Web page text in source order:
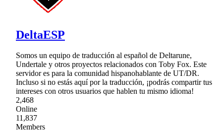
DeltaESP
Somos un equipo de traducción al español de Deltarune,
Undertale y otros proyectos relacionados con Toby Fox. Este
servidor es para la comunidad hispanohablante de UT/DR.
Incluso si no estás aquí por la traducción, ¡podrás compartir tus
intereses con otros usuarios que hablen tu mismo idioma!
2,468
Online
11,837
Members